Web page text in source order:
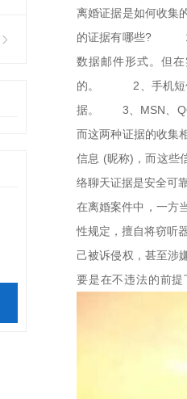
离婚证据是如何收集
的证据有哪些? 1、
数据邮件形式。但
的。 2、手机短信。
据。 3、MSN、QQ
而这两种证据的收集
信息 (昵称)，而这些
络聊天证据是安全可
在离婚案件中，一方
性规定，擅自将窃听
己被诉侵权，甚至涉
要是在不违法的前